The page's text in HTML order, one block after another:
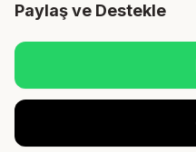
Paylaş ve Destekle